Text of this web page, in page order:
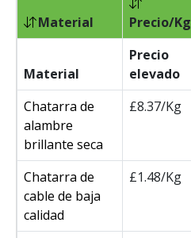
Material Precio/Kg
Material
Precio
elevado
Chatarra de
alambre
brillante seca
£8.37/Kg
Chatarra de
cable de baja
calidad
£1.48/Kg